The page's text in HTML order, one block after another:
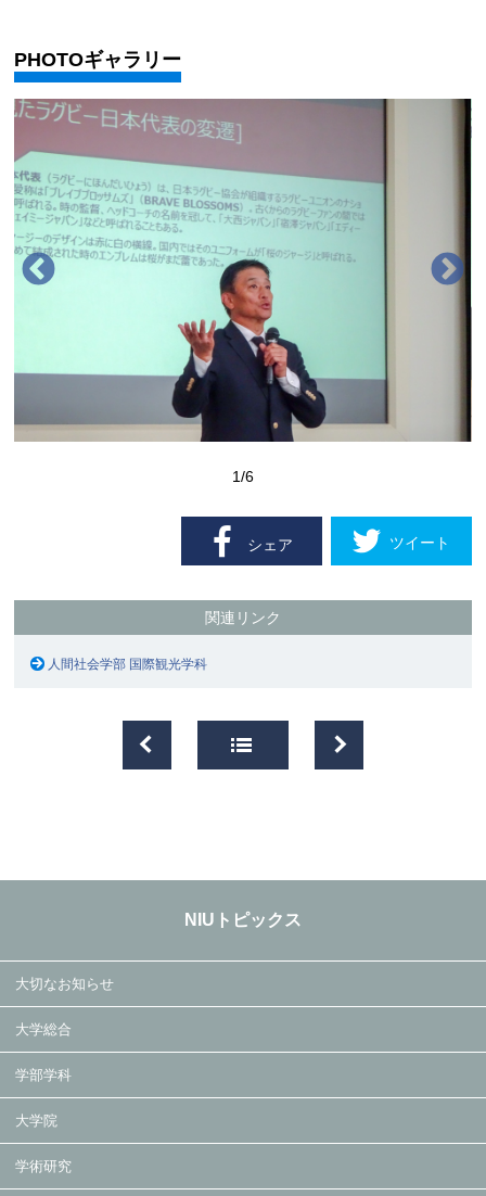
PHOTOギャラリー
1/6
シェア ツイート
関連リンク
人間社会学部 国際観光学科
NIUトピックス
大切なお知らせ
大学総合
学部学科
大学院
学術研究